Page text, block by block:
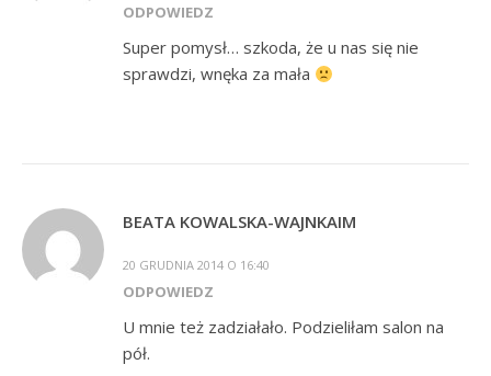
ODPOWIEDZ
Super pomysł… szkoda, że u nas się nie
sprawdzi, wnęka za mała
BEATA KOWALSKA-WAJNKAIM
20 GRUDNIA 2014 O 16:40
ODPOWIEDZ
U mnie też zadziałało. Podzieliłam salon na
pół.